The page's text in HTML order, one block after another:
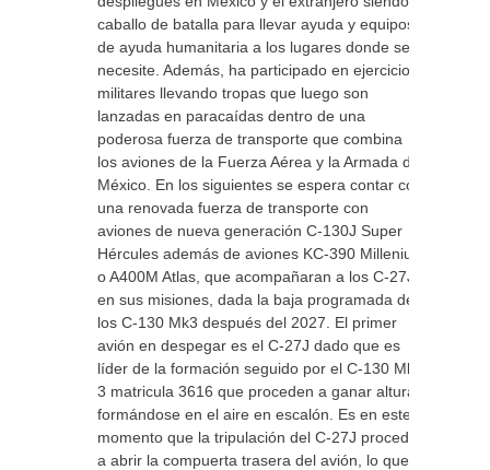
caballo de batalla para llevar ayuda y equipos
de ayuda humanitaria a los lugares donde se
necesite. Además, ha participado en ejercicios
militares llevando tropas que luego son
lanzadas en paracaídas dentro de una
poderosa fuerza de transporte que combina
los aviones de la Fuerza Aérea y la Armada de
México. En los siguientes se espera contar con
una renovada fuerza de transporte con
aviones de nueva generación C-130J Super
Hércules además de aviones KC-390 Millenium
o A400M Atlas, que acompañaran a los C-27J
en sus misiones, dada la baja programada de
los C-130 Mk3 después del 2027. El primer
avión en despegar es el C-27J dado que es
líder de la formación seguido por el C-130 Mk-
3 matricula 3616 que proceden a ganar altura
formándose en el aire en escalón. Es en este
momento que la tripulación del C-27J procede
a abrir la compuerta trasera del avión, lo que